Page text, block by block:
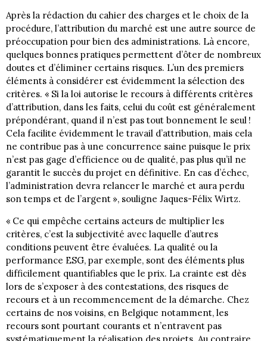
Après la rédaction du cahier des charges et le choix de la
procédure, l’attribution du marché est une autre source de
préoccupation pour bien des administrations. Là encore,
quelques bonnes pratiques permettent d’ôter de nombreux
doutes et d’éliminer certains risques. L’un des premiers
éléments à considérer est évidemment la sélection des
critères. « Si la loi autorise le recours à différents critères
d’attribution, dans les faits, celui du coût est généralement
prépondérant, quand il n’est pas tout bonnement le seul !
Cela facilite évidemment le travail d’attribution, mais cela
ne contribue pas à une concurrence saine puisque le prix
n’est pas gage d’efficience ou de qualité, pas plus qu’il ne
garantit le succès du projet en définitive. En cas d’échec,
l’administration devra relancer le marché et aura perdu
son temps et de l’argent », souligne Jaques-Félix Wirtz.
« Ce qui empêche certains acteurs de multiplier les
critères, c’est la subjectivité avec laquelle d’autres
conditions peuvent être évaluées. La qualité ou la
performance ESG, par exemple, sont des éléments plus
difficilement quantifiables que le prix. La crainte est dès
lors de s’exposer à des contestations, des risques de
recours et à un recommencement de la démarche. Chez
certains de nos voisins, en Belgique notamment, les
recours sont pourtant courants et n’entravent pas